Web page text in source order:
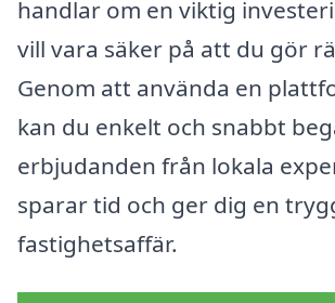
handlar om en viktig
vill vara säker på att du gör
Genom att använda en
kan du enkelt och snabbt
erbjudanden från lokala
sparar tid och ger dig en
fastighetsaffär.